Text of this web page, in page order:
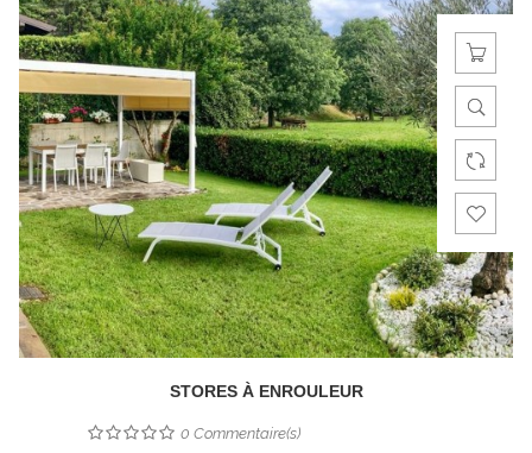
STORES À ENROULEUR
0 Commentaire(s)